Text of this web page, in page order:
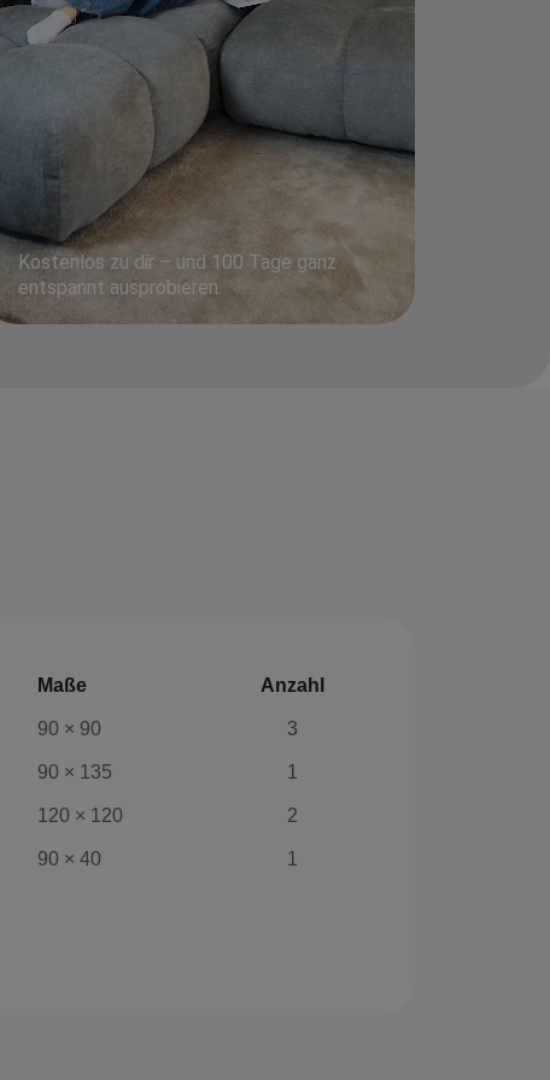
Kostenlos zu dir – und 100 Tage ganz
entspannt ausprobieren.
Maße Anzahl
90 × 90 3
90 × 135 1
120 × 120 2
90 × 40 1